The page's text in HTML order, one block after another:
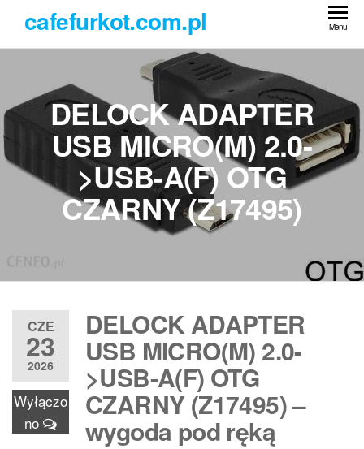
treści
cafefurkot.com.pl Menu
DELOCK ADAPTER
USB MICRO(M) 2.0-
>USB-A(F) OTG
CZARNY (Z17495)
CZE
23
2026
Wyłączo
no
DELOCK ADAPTER
USB MICRO(M) 2.0-
>USB-A(F) OTG
CZARNY (Z17495) –
wygoda pod ręką